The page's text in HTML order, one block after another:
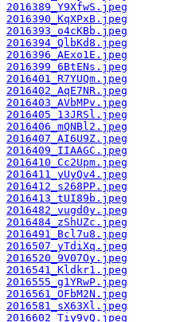
2016389_Y9XfwS.jpeg
2016390_KqXPxB.jpeg
2016393_o4cKBb.jpeg
2016394_QlbKd8.jpeg
2016396_AExo1E.jpeg
2016399_6BtENs.jpeg
2016401_R7YUQm.jpeg
2016402_AqE7NR.jpeg
2016403_AVbMPv.jpeg
2016405_13JRSl.jpeg
2016406_mQNBl2.jpeg
2016407_AI6U9Z.jpeg
2016409_IIAAGC.jpeg
2016410_Cc2Upm.jpeg
2016411_yUyQv4.jpeg
2016412_s268PP.jpeg
2016413_tUI89b.jpeg
2016482_vugd0y.jpeg
2016484_zShUZc.jpeg
2016491_Bcl7u8.jpeg
2016507_yTdiXq.jpeg
2016520_9V07Oy.jpeg
2016541_Kldkr1.jpeg
2016555_g1YRwP.jpeg
2016561_OFbM2N.jpeg
2016581_sX63Xl.jpeg
2016602_Tiy9vQ.jpeg